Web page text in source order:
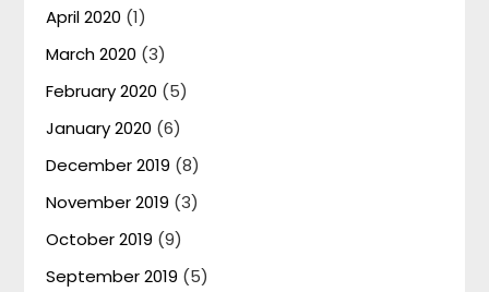
April 2020 (1)
March 2020 (3)
February 2020 (5)
January 2020 (6)
December 2019 (8)
November 2019 (3)
October 2019 (9)
September 2019 (5)